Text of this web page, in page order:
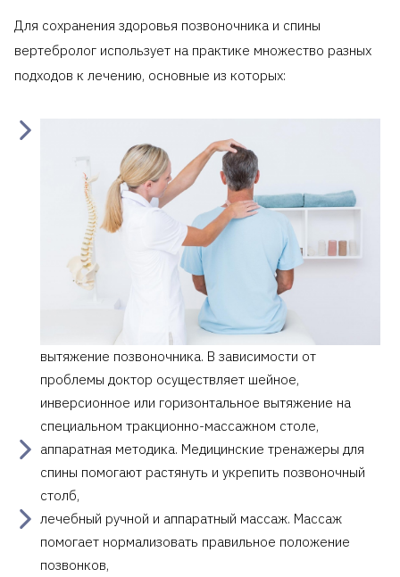
Для сохранения здоровья позвоночника и спины
вертебролог использует на практике множество разных
подходов к лечению, основные из которых:
вытяжение позвоночника. В зависимости от
проблемы доктор осуществляет шейное,
инверсионное или горизонтальное вытяжение на
специальном тракционно-массажном столе,
аппаратная методика. Медицинские тренажеры для
спины помогают растянуть и укрепить позвоночный
столб,
лечебный ручной и аппаратный массаж. Массаж
помогает нормализовать правильное положение
позвонков,